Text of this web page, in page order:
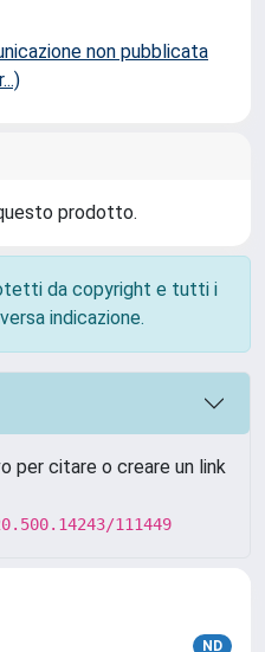
non pubblicata
prodotto.
da copyright e tutti i
indicazione.
per citare o creare un link
111449
ND